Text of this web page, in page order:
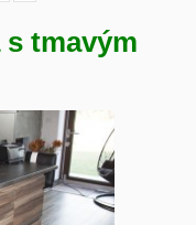
tmavým